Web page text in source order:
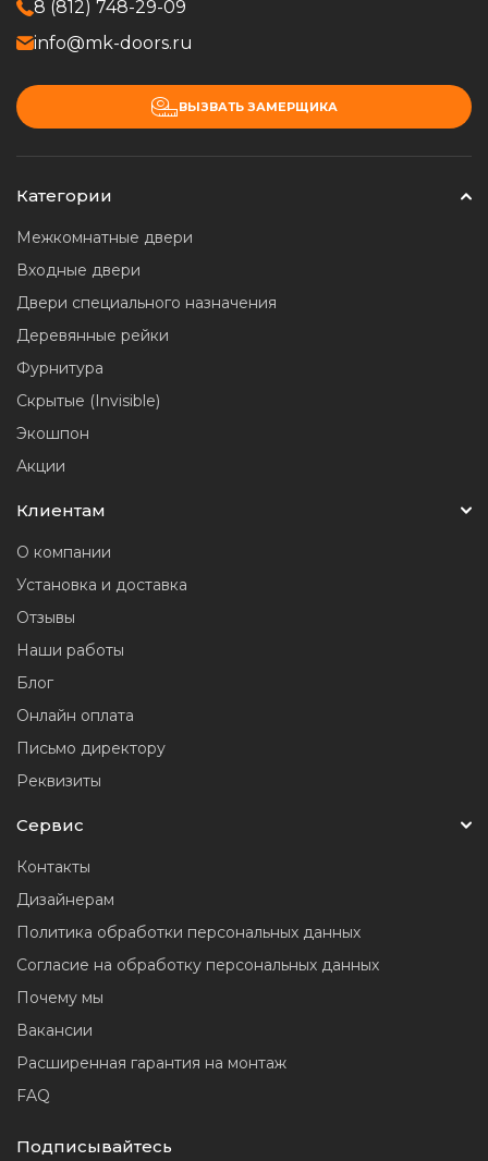
8 (812) 748-29-09
info@mk-doors.ru
ВЫЗВАТЬ ЗАМЕРЩИКА
Категории
Межкомнатные двери
Входные двери
Двери специального назначения
Деревянные рейки
Фурнитура
Скрытые (Invisible)
Экошпон
Акции
Клиентам
О компании
Установка и доставка
Отзывы
Наши работы
Блог
Онлайн оплата
Письмо директору
Реквизиты
Сервис
Контакты
Дизайнерам
Политика обработки персональных данных
Согласие на обработку персональных данных
Почему мы
Вакансии
Расширенная гарантия на монтаж
FAQ
Подписывайтесь